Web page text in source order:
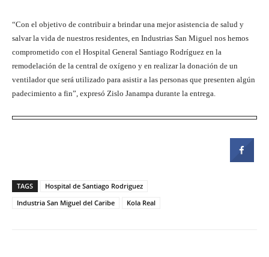
“Con el objetivo de contribuir a brindar una mejor asistencia de salud y
salvar la vida de nuestros residentes, en Industrias San Miguel nos hemos
comprometido con el Hospital General Santiago Rodríguez en la
remodelación de la central de oxígeno y en realizar la donación de un
ventilador que será utilizado para asistir a las personas que presenten algún
padecimiento a fin”, expresó Zislo Janampa durante la entrega.
TAGS
Hospital de Santiago Rodriguez
Industria San Miguel del Caribe
Kola Real